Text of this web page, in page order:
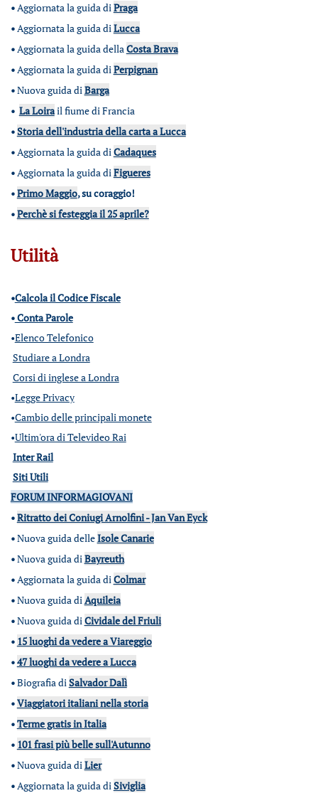
•Aggiornata la guida diPraga
•Aggiornata la guida diLucca
•Aggiornata la guida dellaCosta Brava
•Aggiornata la guida diPerpignan
•Nuova guida diBarga
• La Loirail fiume di Francia
•Storia dell'industria della carta a Lucca
•Aggiornata la guida diCadaques
•Aggiornata la guida diFigueres
•Primo Maggio, su coraggio!
•Perchè si festeggia il 25 aprile?
Utilità
•Calcola il Codice Fiscale
•Conta Parole
•Elenco Telefonico
Studiare a Londra
Corsi di inglese a Londra
•Legge Privacy
•Cambio delle principali monete
•Ultim'ora di Televideo Rai
Inter Rail
Siti Utili
FORUM INFORMAGIOVANI
•Ritratto dei Coniugi Arnolfini - Jan Van Eyck
•Nuova guida delleIsole Canarie
•Nuova guida diBayreuth
•Aggiornata la guida diColmar
•Nuova guida diAquileia
•Nuova guida diCividale del Friuli
• 15 luoghi da vedere a Viareggio
•47 luoghi da vedere a Lucca
•Biografia diSalvador Dalì
•Viaggiatori italiani nella storia
•Terme gratis in Italia
• 101 frasi più belle sull'Autunno
•Nuova guida diLier
•Aggiornata la guida diSiviglia